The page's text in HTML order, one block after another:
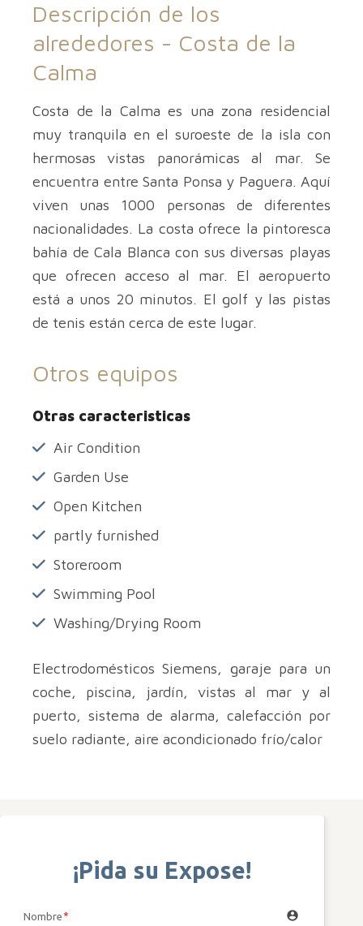
Descripción de los
alrededores - Costa de la
Calma
Costa de la Calma es una zona residencial
muy tranquila en el suroeste de la isla con
hermosas vistas panorámicas al mar. Se
encuentra entre Santa Ponsa y Paguera. Aquí
viven unas 1000 personas de diferentes
nacionalidades. La costa ofrece la pintoresca
bahía de Cala Blanca con sus diversas playas
que ofrecen acceso al mar. El aeropuerto
está a unos 20 minutos. El golf y las pistas
de tenis están cerca de este lugar.
Otros equipos
Otras caracteristicas
Air Condition
Garden Use
Open Kitchen
partly furnished
Storeroom
Swimming Pool
Washing/Drying Room
Electrodomésticos Siemens, garaje para un
coche, piscina, jardín, vistas al mar y al
puerto, sistema de alarma, calefacción por
suelo radiante, aire acondicionado frío/calor
¡Pida su Expose!
Nombre account_circle